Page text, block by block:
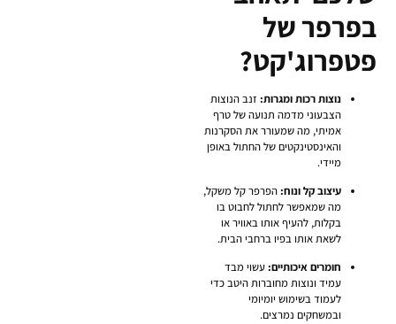
בפרפר של
פטפרוג'קט?
נוצות רכות ומגרות: זנב הנוצות
הצבעוני מדמה תנועה של טרף
אמיתי, מה שמעורר את הסקרנות
והאינסטינקטים של החתול באופן
מיידי.
עיצוב קל ונוח:הפרפר קל משקל,
מה שמאפשר לחתול לחבוט בו
בקלות, להעיף אותו באוויר או
לשאת אותו בפיו ברחבי הבית.
חומרים איכותיים:עשוי מבד
עמיד ונוצות מחוברות היטב כדי
לעמוד בשימוש יומיומי
ובמשחקים נמרצים.